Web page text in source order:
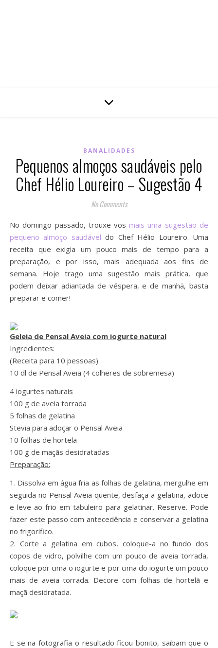
BANALIDADES
Pequenos almoços saudáveis pelo
Chef Hélio Loureiro – Sugestão 4
No Comments
No domingo passado, trouxe-vosmais uma sugestão de
pequeno almoço saudável do Chef Hélio Loureiro. Uma
receita que exigia um pouco mais de tempo para a
preparação, e por isso, mais adequada aos fins de
semana. Hoje trago uma sugestão mais prática, que
podem deixar adiantada de véspera, e de manhã, basta
preparar e comer!
Geleia de Pensal Aveia com iogurte natural
Ingredientes:
(Receita para 10 pessoas)
10 dl de Pensal Aveia (4 colheres de sobremesa)
4 iogurtes naturais
100 g de aveia torrada
5 folhas de gelatina
Stevia para adoçar o Pensal Aveia
10 folhas de hortelã
100 g de maçãs desidratadas
Preparação:
1. Dissolva em água fria as folhas de gelatina, mergulhe em
seguida no Pensal Aveia quente, desfaça a gelatina, adoce
e leve ao frio em tabuleiro para gelatinar. Reserve. Pode
fazer este passo com antecedência e conservar a gelatina
no frigorifico.
2. Corte a gelatina em cubos, coloque-a no fundo dos
copos de vidro, polvilhe com um pouco de aveia torrada,
coloque por cima o iogurte e por cima do iogurte um pouco
mais de aveia torrada. Decore com folhas de hortelã e
maçã desidratada.
E se na fotografia o resultado ficou bonito, saibam que o